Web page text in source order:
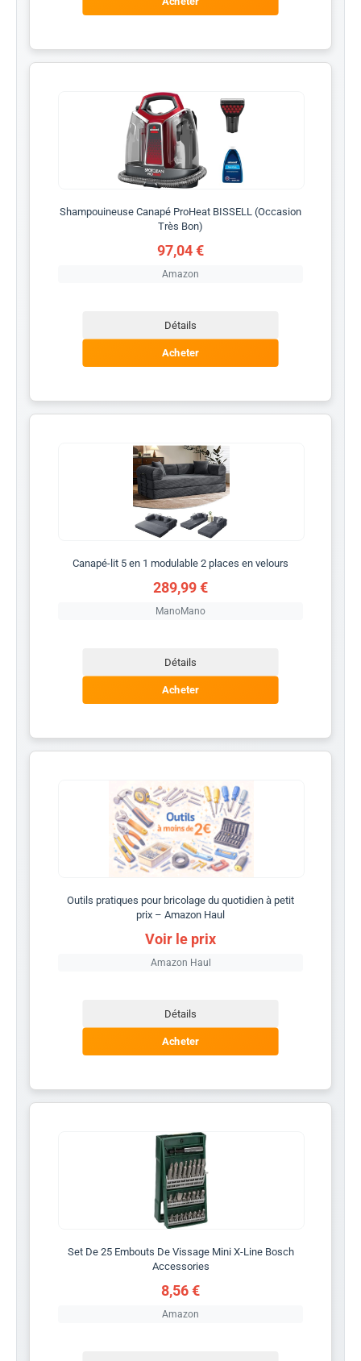
Shampouineuse Canapé ProHeat BISSELL (Occasion
Très Bon)
97,04 €
Amazon
Détails
Acheter
Canapé-lit 5 en 1 modulable 2 places en velours
289,99 €
ManoMano
Détails
Acheter
Outils pratiques pour bricolage du quotidien à petit
prix – Amazon Haul
Voir le prix
Amazon Haul
Détails
Acheter
Set De 25 Embouts De Vissage Mini X-Line Bosch
Accessories
8,56 €
Amazon